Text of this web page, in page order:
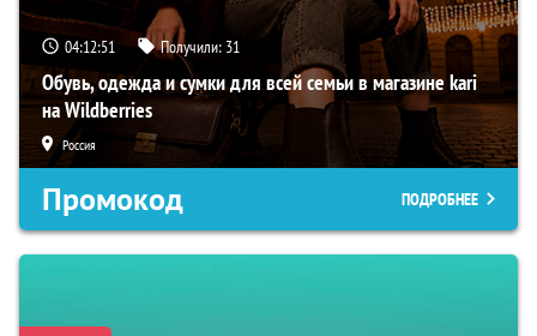
04:12:49 Получили: 31
Обувь, одежда и сумки для всей семьи в магазине kari
на Wildberries
Россия
Промокод ПОДРОБНЕЕ